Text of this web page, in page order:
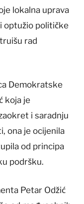
lokalna uprava
optužio političke
rad
Demokratske
koja je
i saradnju
ona je ocijenila
od principa
podršku.
Petar Odžić